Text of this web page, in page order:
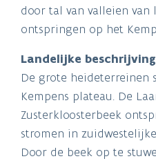
door tal van valleien van
ontspringen op het
Landelijke beschrijving
De grote heideterreinen
Kempens plateau. De
Zusterkloosterbeek
stromen in
Door de beek op te